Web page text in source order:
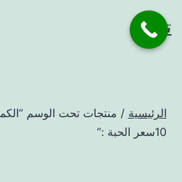
التخطي
إلىتاجر
الرئيسية / منتجات تحت الوسم
10سعر الحبة :”